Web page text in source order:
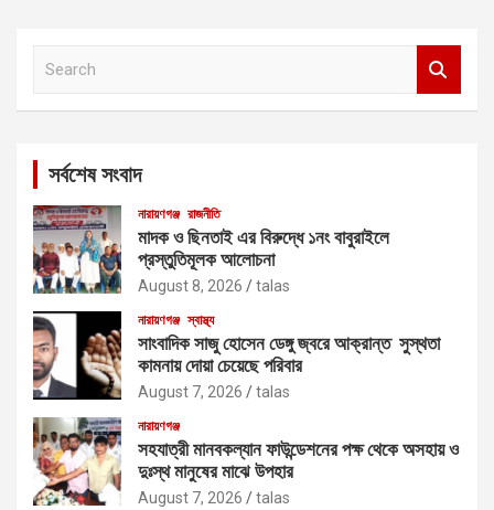
সর্বশেষ সংবাদ
নারায়ণগঞ্জ রাজনীতি
মাদক ও ছিনতাই এর বিরুদ্ধে ১নং বাবুরাইলে
প্রস্তুতিমূলক আলোচনা
August 8, 2026 talas
নারায়ণগঞ্জ স্বাস্থ্য
সাংবাদিক সাজু হোসেন ডেঙ্গু জ্বরে আক্রান্ত সুস্থতা
কামনায় দোয়া চেয়েছে পরিবার
August 7, 2026 talas
নারায়ণগঞ্জ
সহযাত্রী মানবকল্যান ফাউন্ডেশনের পক্ষ থেকে অসহায় ও
দুঃস্থ মানুষের মাঝে উপহার
August 7, 2026 talas